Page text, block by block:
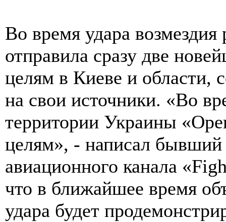
Во время удара
отправила сразу две
целям в Киеве и области,
на свои источники. «Во
территории Украины
целям», - написал
авиационного канала
что в ближайшее время
удара будет